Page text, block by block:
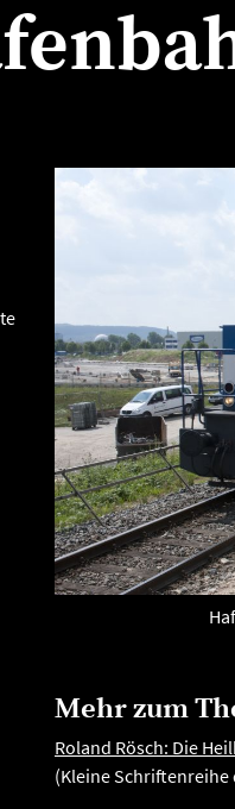
Mehr zum
Roland Rösch: Die
(Kleine Schriftenreihe